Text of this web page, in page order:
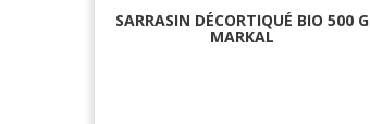
SARRASIN DÉCORTIQUÉ BIO 500 G
MARKAL